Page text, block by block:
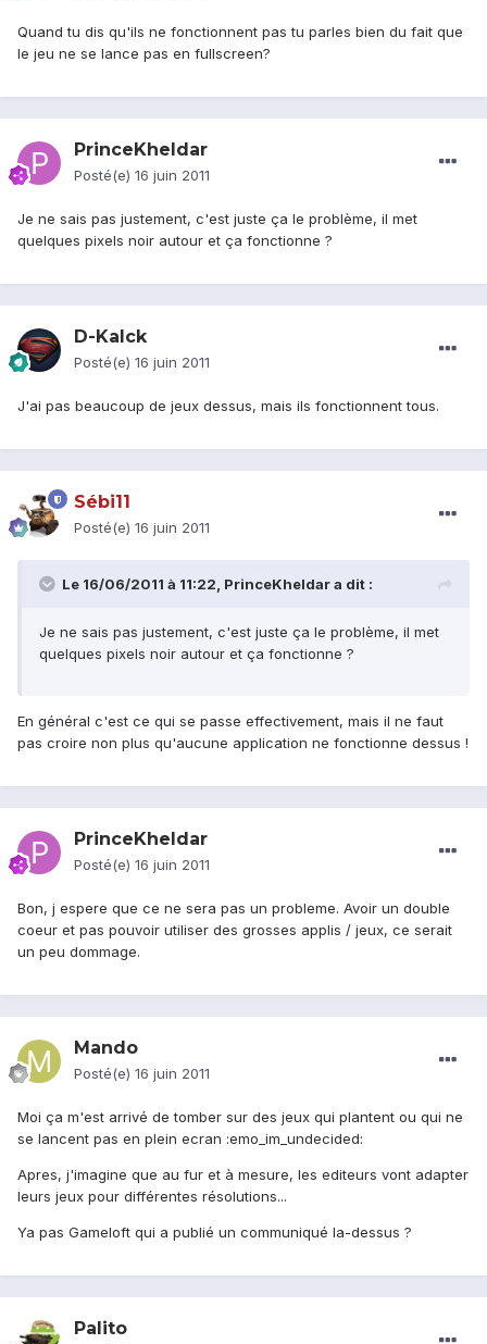
Quand tu dis qu'ils ne fonctionnent pas tu parles bien du fait que
le jeu ne se lance pas en fullscreen?
PrinceKheldar
Posté(e) 16 juin 2011
Je ne sais pas justement, c'est juste ça le problème, il met
quelques pixels noir autour et ça fonctionne ?
D-Kalck
Posté(e) 16 juin 2011
J'ai pas beaucoup de jeux dessus, mais ils fonctionnent tous.
Sébi11
Posté(e) 16 juin 2011
Le 16/06/2011 à 11:22, PrinceKheldar a dit :
Je ne sais pas justement, c'est juste ça le problème, il met
quelques pixels noir autour et ça fonctionne ?
En général c'est ce qui se passe effectivement, mais il ne faut
pas croire non plus qu'aucune application ne fonctionne dessus !
PrinceKheldar
Posté(e) 16 juin 2011
Bon, j espere que ce ne sera pas un probleme. Avoir un double
coeur et pas pouvoir utiliser des grosses applis / jeux, ce serait
un peu dommage.
Mando
Posté(e) 16 juin 2011
Moi ça m'est arrivé de tomber sur des jeux qui plantent ou qui ne
se lancent pas en plein ecran :emo_im_undecided:
Apres, j'imagine que au fur et à mesure, les editeurs vont adapter
leurs jeux pour différentes résolutions...
Ya pas Gameloft qui a publié un communiqué la-dessus ?
Palito